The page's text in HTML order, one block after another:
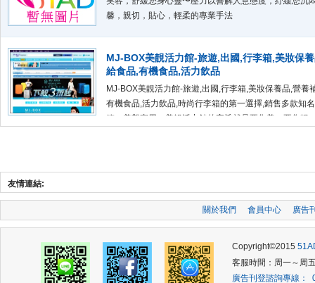
馨，親切，貼心，輕柔的專業手法
MJ-BOX美靚活力館-旅遊,出國,行李箱,美妝保
給食品,有機食品,活力飲品
MJ-BOX美靚活力館-旅遊,出國,行李箱,美妝保養品,營養
有機食品,活力飲品,時尚行李箱的第一選擇,銷售多款知
箱，美觀實用。美靚活力館的宗旨就是要您美、要您靚
友情連結:
關於我們 會員中心 廣告
Copyright©2015
客服時間：周一～周
廣告刊登諮詢專線